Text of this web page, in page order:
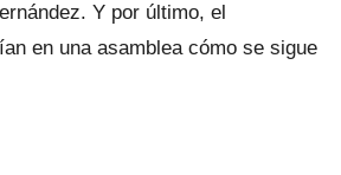
Y por último, el
en una asamblea cómo se sigue